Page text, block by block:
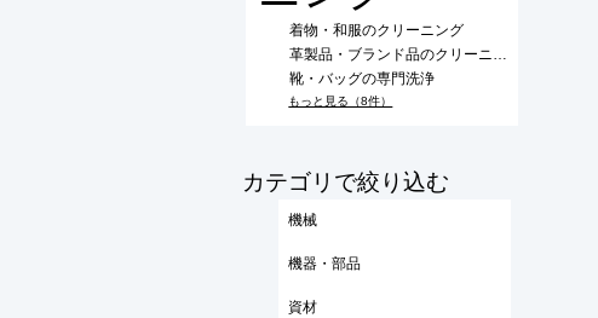
着物・和服のクリーニング
革製品・ブランド品のクリーニング
靴・バッグの専門洗浄
もっと見る（8件）
​カテゴリで絞り込む
機械
機器・部品
資材